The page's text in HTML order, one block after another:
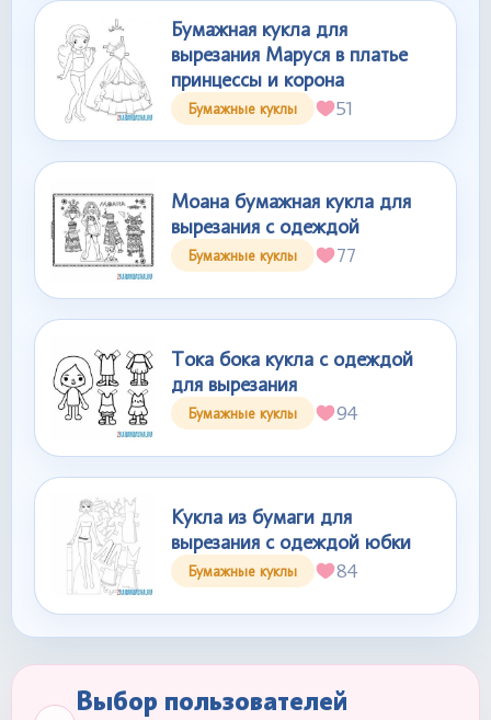
Бумажная кукла для
вырезания Маруся в платье
принцессы и корона
Бумажные куклы 51
Моана бумажная кукла для
вырезания с одеждой
Бумажные куклы 77
Тока бока кукла с одеждой
для вырезания
Бумажные куклы 94
Кукла из бумаги для
вырезания с одеждой юбки
Бумажные куклы 84
Выбор пользователей